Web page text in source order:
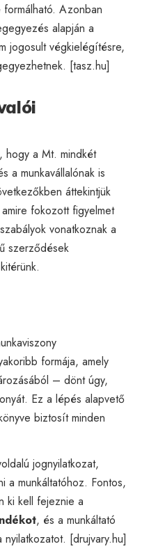
Azonban
alapján a
jogosult végkielégítésre,
[tasz.hu]
hogy a Mt. mindkét
a munkavállalónak is
áttekintjük
fokozott figyelmet
vonatkoznak a
szerződések
formája, amely
– dönt úgy,
Ez a lépés alapvető
biztosít minden
jognyilatkozat,
a munkáltatóhoz. Fontos,
ki kell fejeznie a
, és a munkáltató
nyilatkozatot. [drujvary.hu]